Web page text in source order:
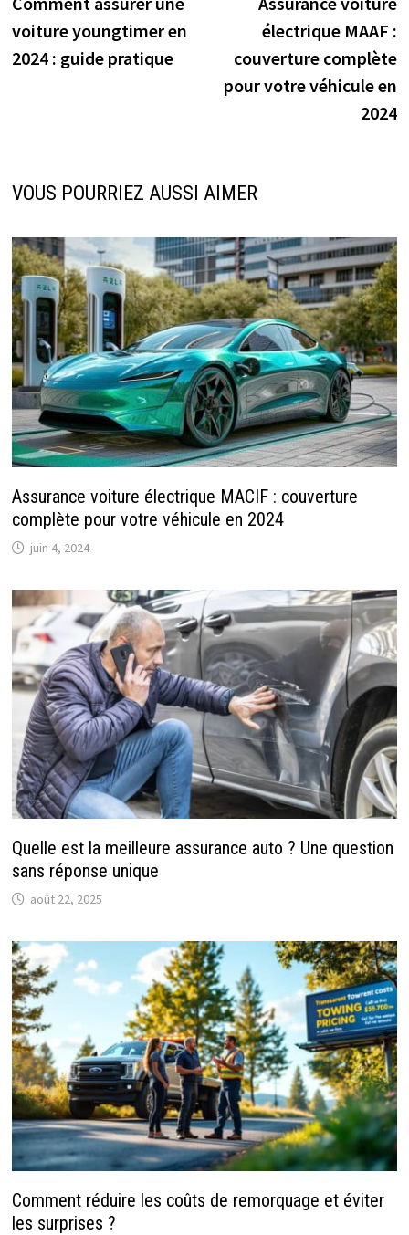
de
l’article
voiture youngtimer en
2024 : guide pratique
électrique MAAF :
couverture complète
pour votre véhicule en
2024
VOUS POURRIEZ AUSSI AIMER
Assurance voiture électrique MACIF : couverture
complète pour votre véhicule en 2024
juin 4, 2024
Quelle est la meilleure assurance auto ? Une question
sans réponse unique
août 22, 2025
Comment réduire les coûts de remorquage et éviter
les surprises ?